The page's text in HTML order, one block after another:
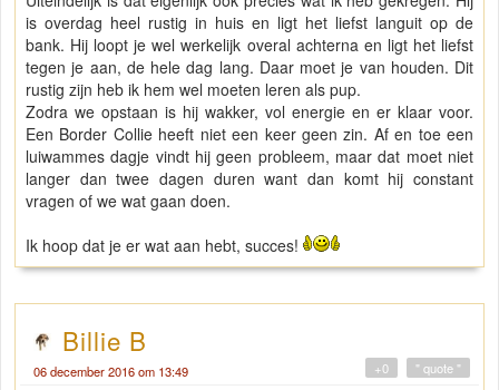
is overdag heel rustig in huis en ligt het liefst languit op de
bank. Hij loopt je wel werkelijk overal achterna en ligt het liefst
tegen je aan, de hele dag lang. Daar moet je van houden. Dit
rustig zijn heb ik hem wel moeten leren als pup.
Zodra we opstaan is hij wakker, vol energie en er klaar voor.
Een Border Collie heeft niet een keer geen zin. Af en toe een
luiwammes dagje vindt hij geen probleem, maar dat moet niet
langer dan twee dagen duren want dan komt hij constant
vragen of we wat gaan doen.
Ik hoop dat je er wat aan hebt, succes!
Billie B
06 december 2016 om 13:49 " quote "
+0